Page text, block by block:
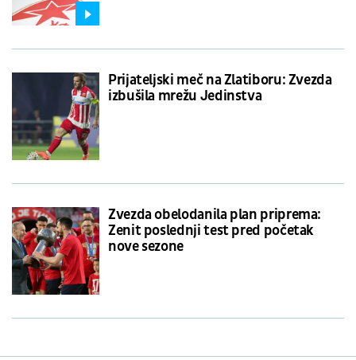
Prijateljski meč na Zlatiboru: Zvezda
izbušila mrežu Jedinstva
Zvezda obelodanila plan priprema:
Zenit poslednji test pred početak
nove sezone